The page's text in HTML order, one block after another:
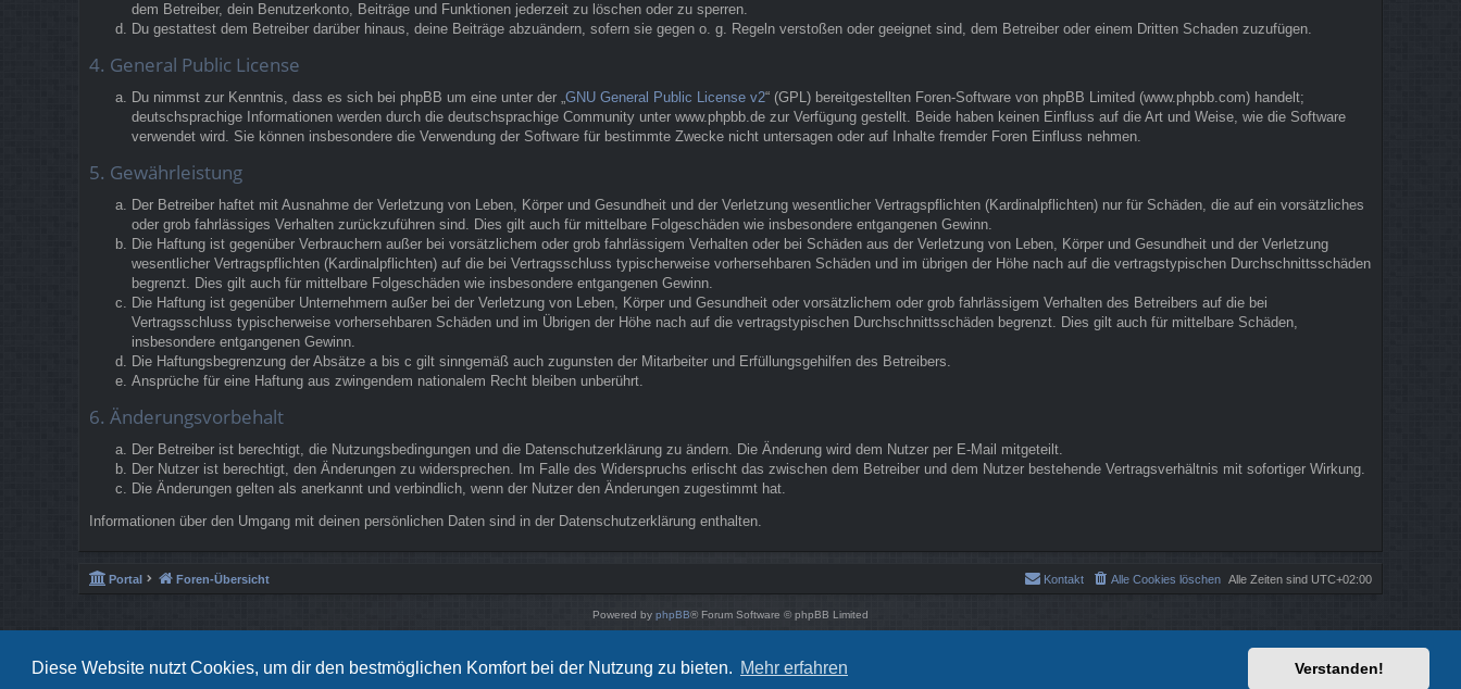
Diese Website nutzt Cookies, um dir den bestmöglichen Komfort bei der Nutzung zu bieten. Mehr erfahren Verstanden!
dem Betreiber, dein Benutzerkonto, Beiträge und Funktionen jederzeit zu löschen oder zu sperren.
Du gestattest dem Betreiber darüber hinaus, deine Beiträge abzuändern, sofern sie gegen o. g. Regeln verstoßen oder geeignet sind, dem Betreiber oder einem Dritten Schaden zuzufügen.
4. General Public License
Du nimmst zur Kenntnis, dass es sich bei phpBB um eine unter der „GNU General Public License v2“ (GPL) bereitgestellten Foren-Software von phpBB Limited (www.phpbb.com) handelt;
deutschsprachige Informationen werden durch die deutschsprachige Community unter www.phpbb.de zur Verfügung gestellt. Beide haben keinen Einfluss auf die Art und Weise, wie die Software
verwendet wird. Sie können insbesondere die Verwendung der Software für bestimmte Zwecke nicht untersagen oder auf Inhalte fremder Foren Einfluss nehmen.
5. Gewährleistung
Der Betreiber haftet mit Ausnahme der Verletzung von Leben, Körper und Gesundheit und der Verletzung wesentlicher Vertragspflichten (Kardinalpflichten) nur für Schäden, die auf ein vorsätzliches
oder grob fahrlässiges Verhalten zurückzuführen sind. Dies gilt auch für mittelbare Folgeschäden wie insbesondere entgangenen Gewinn.
Die Haftung ist gegenüber Verbrauchern außer bei vorsätzlichem oder grob fahrlässigem Verhalten oder bei Schäden aus der Verletzung von Leben, Körper und Gesundheit und der Verletzung
wesentlicher Vertragspflichten (Kardinalpflichten) auf die bei Vertragsschluss typischerweise vorhersehbaren Schäden und im übrigen der Höhe nach auf die vertragstypischen Durchschnittsschäden
begrenzt. Dies gilt auch für mittelbare Folgeschäden wie insbesondere entgangenen Gewinn.
Die Haftung ist gegenüber Unternehmern außer bei der Verletzung von Leben, Körper und Gesundheit oder vorsätzlichem oder grob fahrlässigem Verhalten des Betreibers auf die bei
Vertragsschluss typischerweise vorhersehbaren Schäden und im Übrigen der Höhe nach auf die vertragstypischen Durchschnittsschäden begrenzt. Dies gilt auch für mittelbare Schäden,
insbesondere entgangenen Gewinn.
Die Haftungsbegrenzung der Absätze a bis c gilt sinngemäß auch zugunsten der Mitarbeiter und Erfüllungsgehilfen des Betreibers.
Ansprüche für eine Haftung aus zwingendem nationalem Recht bleiben unberührt.
6. Änderungsvorbehalt
Der Betreiber ist berechtigt, die Nutzungsbedingungen und die Datenschutzerklärung zu ändern. Die Änderung wird dem Nutzer per E-Mail mitgeteilt.
Der Nutzer ist berechtigt, den Änderungen zu widersprechen. Im Falle des Widerspruchs erlischt das zwischen dem Betreiber und dem Nutzer bestehende Vertragsverhältnis mit sofortiger Wirkung.
Die Änderungen gelten als anerkannt und verbindlich, wenn der Nutzer den Änderungen zugestimmt hat.
Informationen über den Umgang mit deinen persönlichen Daten sind in der Datenschutzerklärung enthalten.
Portal Foren-Übersicht Alle Zeiten sind UTC+02:00
Alle Cookies löschen
Kontakt
Powered by phpBB® Forum Software © phpBB Limited
Style vonArty- phpBB 3.3 von MrGaby
Datenschutz|Nutzungsbedingungen